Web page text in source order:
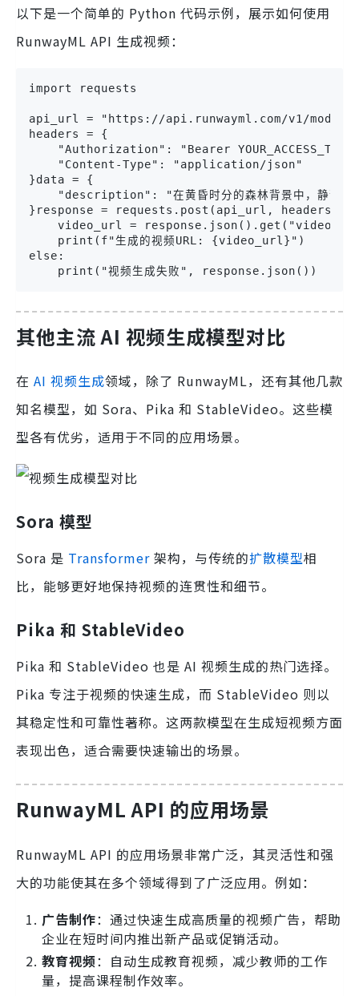
以下是一个简单的 Python 代码示例，展示如何使用
RunwayML API 生成视频：
import requests
api_url = "https://api.runwayml.com/v1/
headers = {
"Authorization": "Bearer
    "Content-Type": "application/json"
}data = {
"description": "在黄昏时分的森林背景中，静静燃
}response = requests.post(api_url,
video_url =
    print(f"生成的视频URL: {video_url}")
else:
    print("视频生成失败", response.json())
其他主流 AI 视频生成模型对比
在 AI 视频生成领域，除了 RunwayML，还有其他几款
知名模型，如 Sora、Pika 和 StableVideo。这些模
型各有优劣，适用于不同的应用场景。
Sora 模型
Sora 是 Transformer 架构，与传统的扩散模型相
比，能够更好地保持视频的连贯性和细节。
Pika 和 StableVideo
Pika 和 StableVideo 也是 AI 视频生成的热门选择。
Pika 专注于视频的快速生成，而 StableVideo 则以
其稳定性和可靠性著称。这两款模型在生成短视频方面
表现出色，适合需要快速输出的场景。
RunwayML API 的应用场景
RunwayML API 的应用场景非常广泛，其灵活性和强
大的功能使其在多个领域得到了广泛应用。例如：
广告制作：通过快速生成高质量的视频广告，帮助
企业在短时间内推出新产品或促销活动。
教育视频：自动生成教育视频，减少教师的工作
量，提高课程制作效率。